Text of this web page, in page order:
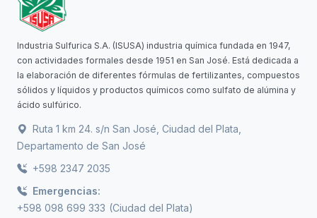
Industria Sulfurica S.A. (ISUSA) industria química fundada en 1947,
con actividades formales desde 1951 en San José. Está dedicada a
la elaboración de diferentes fórmulas de fertilizantes, compuestos
sólidos y líquidos y productos químicos como sulfato de alúmina y
ácido sulfúrico.
Ruta 1 km 24. s/n San José, Ciudad del Plata,
Departamento de San José
+598 2347 2035
Emergencias:
+598 098 699 333 (Ciudad del Plata)